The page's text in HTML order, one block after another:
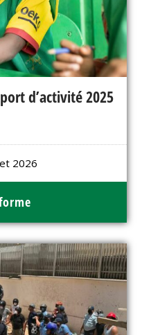
d’activité 2025
2026